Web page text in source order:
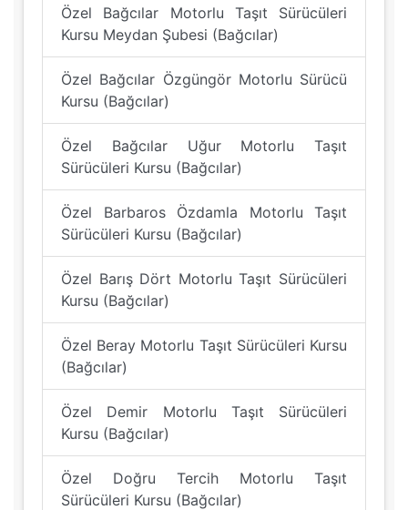
Özel Bağcılar Motorlu Taşıt Sürücüleri
Kursu Meydan Şubesi (Bağcılar)
Özel Bağcılar Özgüngör Motorlu Sürücü
Kursu (Bağcılar)
Özel Bağcılar Uğur Motorlu Taşıt
Sürücüleri Kursu (Bağcılar)
Özel Barbaros Özdamla Motorlu Taşıt
Sürücüleri Kursu (Bağcılar)
Özel Barış Dört Motorlu Taşıt Sürücüleri
Kursu (Bağcılar)
Özel Beray Motorlu Taşıt Sürücüleri Kursu
(Bağcılar)
Özel Demir Motorlu Taşıt Sürücüleri
Kursu (Bağcılar)
Özel Doğru Tercih Motorlu Taşıt
Sürücüleri Kursu (Bağcılar)